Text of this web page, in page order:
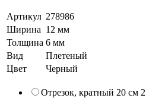
Артикул 278986
Ширина 12 мм
Толщина 6 мм
Вид
Плетеный
Цвет
Черный
Отрезок, кратный 20 см